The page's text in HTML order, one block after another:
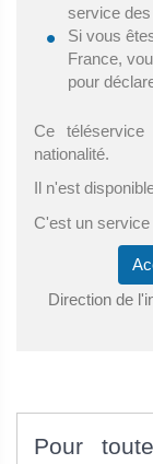
service
Si vous
France,
pour
Ce
nationalité.
Il n'est
C'est un service
Direction de
Pour